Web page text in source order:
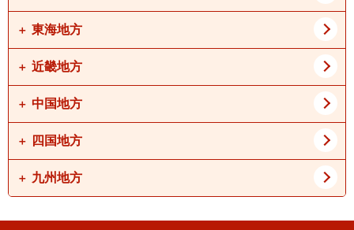
山形県
埼玉県
茨城県
群馬県
長野県
新潟県
石川県
東海地方
愛知県
静岡県
近畿地方
大阪府
京都府
奈良県
中国地方
鳥取県
岡山県
四国地方
徳島県九州地方